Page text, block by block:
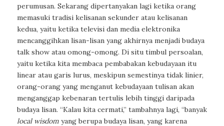
perumusan. Sekarang dipertanyakan lagi ketika orang
memasuki tradisi kelisanan sekunder atau kelisanan
kedua, yaitu ketika televisi dan media elektronika
mencanggihkan lisan-lisan yang akhirnya menjadi budaya
talk showatau omong-omong. Di situ timbul persoalan,
yaitu ketika kita membaca pembabakan kebudayaan itu
linear atau garis lurus, meskipun semestinya tidak linier,
orang-orang yang menganut kebudayaan tulisan akan
menganggap kebenaran tertulis lebih tinggi daripada
budaya lisan. “Kalau kita cermati,” tambahnya lagi, “banyak
local wisdomyang berupa budaya lisan, yang karena